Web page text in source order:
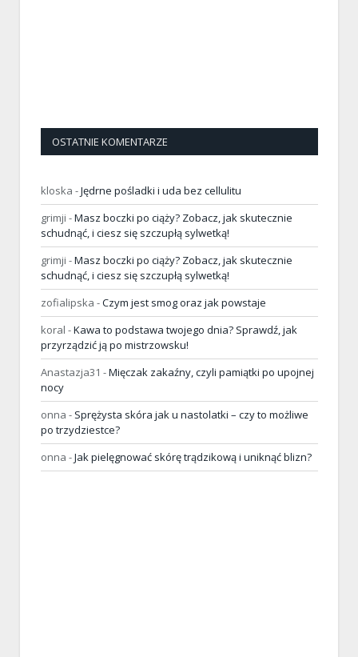
OSTATNIE KOMENTARZE
kloska -Jędrne pośladki i uda bez cellulitu
grimji -Masz boczki po ciąży? Zobacz, jak skutecznie
schudnąć, i ciesz się szczupłą sylwetką!
grimji -Masz boczki po ciąży? Zobacz, jak skutecznie
schudnąć, i ciesz się szczupłą sylwetką!
zofialipska -Czym jest smog oraz jak powstaje
koral -Kawa to podstawa twojego dnia? Sprawdź, jak
przyrządzić ją po mistrzowsku!
Anastazja31 -Mięczak zakaźny, czyli pamiątki po upojnej
nocy
onna - Sprężysta skóra jak u nastolatki – czy to możliwe
po trzydziestce?
onna -Jak pielęgnować skórę trądzikową i uniknąć blizn?